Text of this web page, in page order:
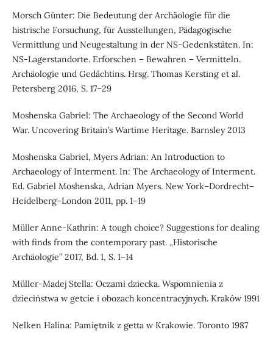
Morsch Günter: Die Bedeutung der Archäologie für die
histrische Forsuchung, für Ausstellungen, Pädagogische
Vermittlung und Neugestaltung in der NS-Gedenkstäten. In:
NS-Lagerstandorte. Erforschen – Bewahren – Vermitteln.
Archäologie und Gedächtins. Hrsg. Thomas Kersting et al.
Petersberg 2016, S. 17–29
Moshenska Gabriel: The Archaeology of the Second World
War. Uncovering Britain’s Wartime Heritage. Barnsley 2013
Moshenska Gabriel, Myers Adrian: An Introduction to
Archaeology of Interment. In: The Archaeology of Interment.
Ed. Gabriel Moshenska, Adrian Myers. New York–Dordrecht–
Heidelberg–London 2011, pp. 1–19
Müller Anne-Kathrin: A tough choice? Suggestions for dealing
with finds from the contemporary past. „Historische
Archäologie” 2017, Bd. 1, S. 1–14
Müller-Madej Stella: Oczami dziecka. Wspomnienia z
dzieciństwa w getcie i obozach koncentracyjnych. Kraków 1991
Nelken Halina: Pamiętnik z getta w Krakowie. Toronto 1987